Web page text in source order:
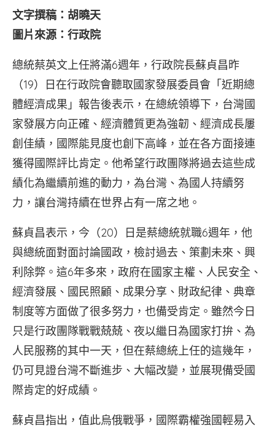
文字撰稿：胡曉天
圖片來源：行政院
總統蔡英文上任將滿6週年，行政院長蘇貞昌昨
（19）日在行政院會聽取國家發展委員會「近期總
體經濟成果」報告後表示，在總統領導下，台灣國
家發展方向正確、經濟體質更為強韌、經濟成長屢
創佳績，國際能見度也創下高峰，並在各方面接連
獲得國際評比肯定。他希望行政團隊將過去這些成
績化為繼續前進的動力，為台灣、為國人持續努
力，讓台灣持續在世界占有一席之地。
蘇貞昌表示，今（20）日是蔡總統就職6週年，他
與總統面對面討論國政，檢討過去、策劃未來、興
利除弊。這6年多來，政府在國家主權、人民安全、
經濟發展、國民照顧、成果分享、財政紀律、典章
制度等方面做了很多努力，也備受肯定。雖然今日
只是行政團隊戰戰兢兢、夜以繼日為國家打拚、為
人民服務的其中一天，但在蔡總統上任的這幾年，
仍可見證台灣不斷進步、大幅改變，並展現備受國
際肯定的好成績。
蘇貞昌指出，值此烏俄戰爭，國際霸權強國輕易入